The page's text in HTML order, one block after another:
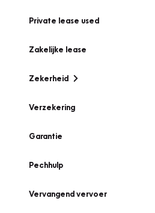
Private lease used
Zakelijke lease
Zekerheid
Verzekering
Garantie
Pechhulp
Vervangend vervoer